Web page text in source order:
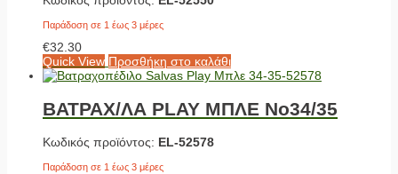
Παράδοση σε 1 έως 3 μέρες
€32.30
Quick View Προσθήκη στο καλάθι
ΒΑΤΡΑΧ/ΛΑ PLAY ΜΠΛΕ No34/35
Κωδικός προϊόντος: EL-52578
Παράδοση σε 1 έως 3 μέρες